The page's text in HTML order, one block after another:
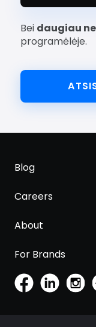
Bei daugiau
programėlėje.
Blog
Careers
About
For Brands